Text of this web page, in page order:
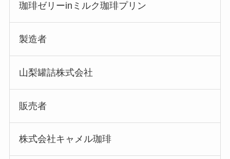
珈琲ゼリーinミルク珈琲プリン
製造者
山梨罐詰株式会社
販売者
株式会社キャメル珈琲